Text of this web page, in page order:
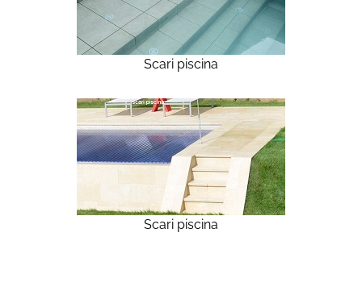
Scari piscina
Scari piscina